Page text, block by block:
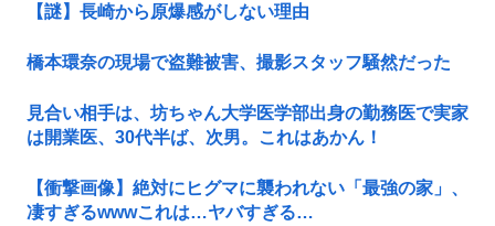
【謎】長崎から原爆感がしない理由
橋本環奈の現場で盗難被害、撮影スタッフ騒然だった
見合い相手は、坊ちゃん大学医学部出身の勤務医で実家
は開業医、30代半ば、次男。これはあかん！
【衝撃画像】絶対にヒグマに襲われない「最強の家」、
凄すぎるwwwこれは…ヤバすぎる…